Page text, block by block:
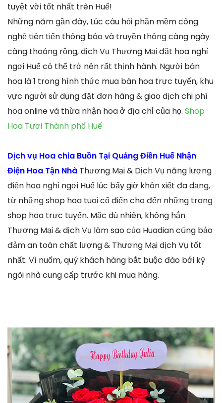
tuyệt vời tốt nhất trên Huế!
Những năm gần đây, Lúc câu hỏi phần mềm công
nghệ tiên tiến thông báo và truyền thông càng ngày
càng thoáng rộng, dịch Vụ Thương Mại đặt hoa nghỉ
ngơi Huế có thể trở nên rất thịnh hành. Người bán
hoa là 1 trong hình thức mua bán hoa trực tuyến, khu
vực người sử dụng đặt đơn hàng & giao dịch chi phí
hoa online và thừa nhận hoa ở địa chỉ của họ. Shop
Hoa Tươi Thành phố Huế
Dịch vụ Hoa chia Buồn Tại Quảng Điền Huế Nhận
Điện Hoa Tận Nhà Thương Mại & Dịch Vụ năng lượng
điện hoa nghỉ ngơi Huế lúc bấy giờ khôn xiết đa dạng,
từ những shop hoa tuoi cổ điển cho đến những trang
shop hoa trực tuyến. Mặc dù nhiên, không hẳn
Thương Mại & dịch Vụ làm sao của Huadian cũng bảo
đảm an toàn chất lượng & Thương Mại dịch Vụ tốt
nhất. Vì nuốm, quý khách hàng bắt buộc đào bới kỹ
ngôi nhà cung cấp trước khi mua hàng.